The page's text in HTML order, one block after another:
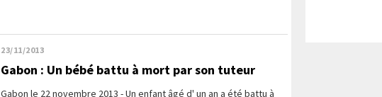
23/11/2013
Gabon : Un bébé battu à mort par son tuteur
Gabon le 22 novembre 2013 - Un enfant âgé d' un an a été battu à